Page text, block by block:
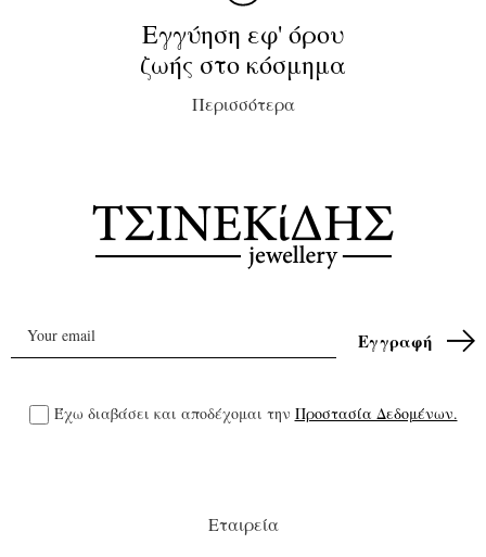
Εγγύηση εφ' όρου
ζωής στο κόσμημα
Περισσότερα
Έχω διαβάσει και αποδέχομαι την Προστασία Δεδομένων.
Εταιρεία